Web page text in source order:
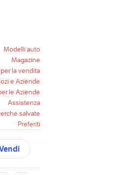
Modelli auto
Magazine
la vendita
e Aziende
le Aziende
Assistenza
salvate
Preferiti